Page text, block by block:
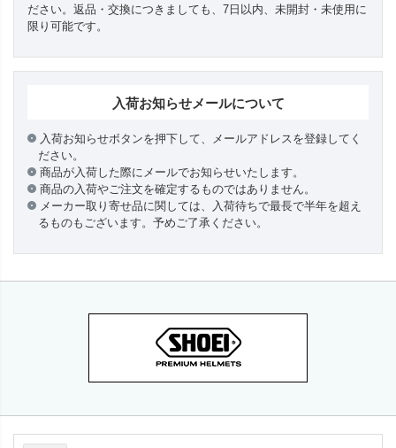
ださい。返品・交換につきましても、7日以内、未開封・未使用に
限り可能です。
入荷お知らせメールについて
入荷お知らせボタンを押下して、メールアドレスを登録してく
ださい。
商品が入荷した際にメールでお知らせいたします。
商品の入荷やご注文を確定するものではありません。
メーカー取り寄せ品に関しては、入荷待ちで最長で半年を超え
るものもございます。予めご了承ください。